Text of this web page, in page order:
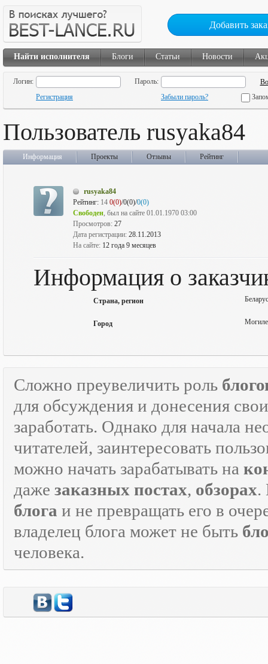
Добавить
Найти исполнителя Блоги Статьи Новости
Логин:
Пароль:
Регистрация
Забыли пароль?
Пользователь rusyaka84
Информация Проекты Отзывы Рейтинг
rusyaka84
Рейтинг: 14 0(0)/0(0)/0(0)
Свободен, был на сайте 01.01.1970 03:00
Просмотров: 27
Дата регистрации: 28.11.2013
На сайте: 12 года 9 месяцев
Информация о
Страна, регион
Город
Сложно преувеличить роль
для обсуждения и донесения
заработать. Однако для начала
читателей, заинтересовать
можно начать зарабатывать на
даже заказных постах, обзорах.
блога и не превращать его в
владелец блога может не быть
человека.